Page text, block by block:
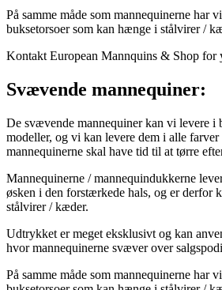
På samme måde som mannequinerne har
buksetorsoer som kan hænge i stålvirer /
Kontakt European Mannquins & Shop for
Svævende mannequiner:
De svævende mannequiner kan vi levere i
modeller, og vi kan levere dem i alle farver
mannequinerne skal have tid til at tørre
Mannequinerne / mannequindukkerne
øsken i den forstærkede hals, og er derfor
stålvirer / kæder.
Udtrykket er meget eksklusivt og kan
hvor mannequinerne svæver over
På samme måde som mannequinerne har